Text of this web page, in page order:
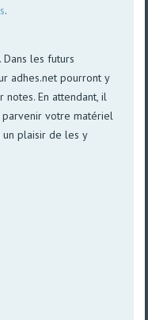
.
les futurs
adhes.net pourront y
En attendant, il
votre matériel
plaisir de les y